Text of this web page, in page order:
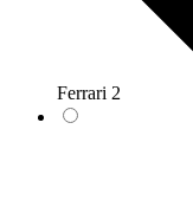
Ferrari 2